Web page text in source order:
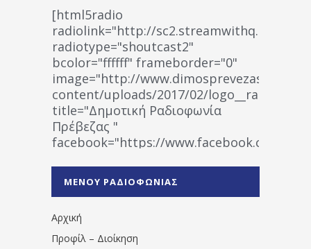
[html5radio
radiolink="http://
radiotype="shoutcast2"
bcolor="ffffff" frameborder="0"
image="http://www.dimosprevezas.gr/wp-
content/uploads/2017/02/
title="Δημοτική Ραδιοφωνία
Πρέβεζας "
facebook="https://www.facebook.com/
1531194763766854/" artist="" ]
ΜΕΝΟΥ ΡΑΔΙΟΦΩΝΙΑΣ
Αρχική
Προφίλ – Διοίκηση